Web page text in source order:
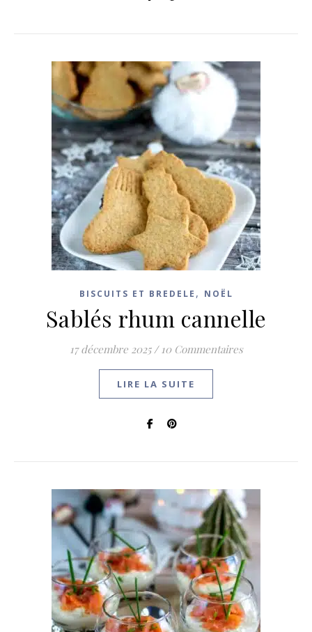
BISCUITS ET BREDELE , NOËL
Sablés rhum cannelle
17 décembre 2025 / 10 Commentaires
LIRE LA SUITE